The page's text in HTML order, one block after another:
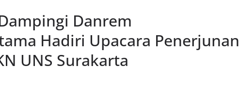
Danrem
Hadiri Upacara Penerjunan
UNS Surakarta